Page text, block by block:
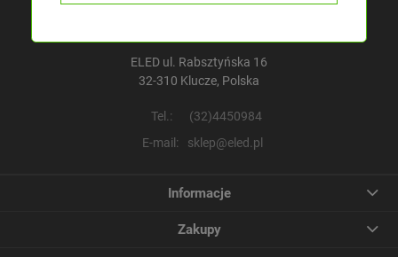
ELED ul. Rabsztyńska 16
32-310 Klucze, Polska
Tel.:
(32)4450984
E-mail:
sklep@eled.pl
Informacje
Zakupy